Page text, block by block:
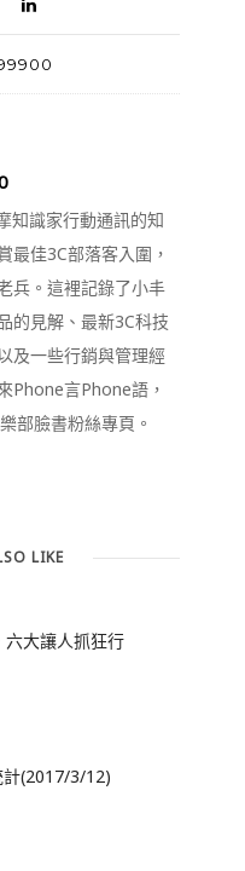
知識家行動通訊的知
最佳3C部落客入圍，
兵。這裡記錄了小丰
的見解、最新3C科技
及一些行銷與管理經
Phone言Phone語，
部臉書粉絲專頁。
LIKE
六大讓人抓狂行
(2017/3/12)